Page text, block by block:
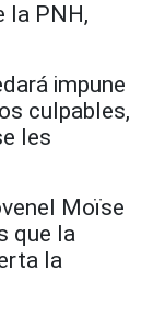
la PNH,
impune
culpables,
les
Moïse
que la
la